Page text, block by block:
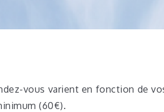
vous varient en fonction de
(60€).